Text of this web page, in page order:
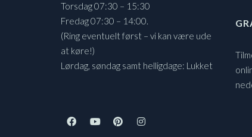
Torsdag 07:30 – 15:30
Fredag 07:30 – 14:00.
(Ring eventuelt først – vi kan være ude
at køre!)
Lørdag, søndag samt helligdage: Lukket